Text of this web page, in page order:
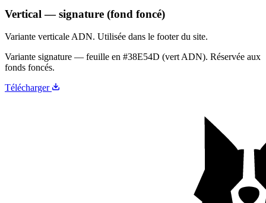
Vertical — signature (fond foncé)
Variante verticale ADN. Utilisée dans le footer du site.
Variante signature — feuille en #38E54D (vert ADN). Réservée aux
fonds foncés.
Télécharger